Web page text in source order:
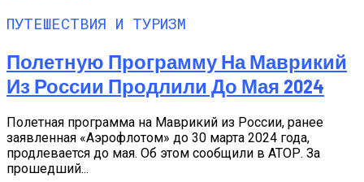
ПУТЕШЕСТВИЯ И ТУРИЗМ
Полетную Программу На Маврикий
Из России Продлили До Мая 2024
Полетная программа на Маврикий из России, ранее
заявленная «Аэрофлотом» до 30 марта 2024 года,
продлевается до мая. Об этом сообщили в АТОР. За
прошедший...